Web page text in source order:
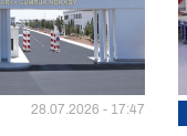
28.07.2026 - 17:47